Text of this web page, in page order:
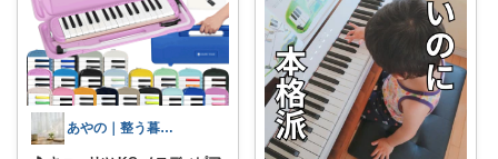
あやの｜整う暮らしROOM